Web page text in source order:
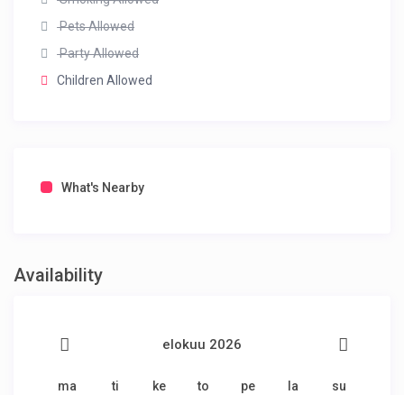
Pets Allowed
Party Allowed
Children Allowed
What's Nearby
Availability
elokuu 2026
ma ti ke to pe la su